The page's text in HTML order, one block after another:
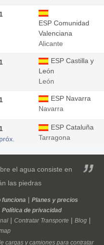
1
ESP Comunidad
Valenciana
Alicante
1
ESP Castilla y
León
León
1
ESP Navarra
Navarra
1
próx.
ESP Cataluña
Tarragona
61032 / Fano
ESP Cataluña
Barcelona
mes
B-4651 BATTICE
el agua consiste en
las piedras
funciona
Planes y precios
Política de privacidad
Contratar Transporte
Blog
cargas ycamiones para contratar